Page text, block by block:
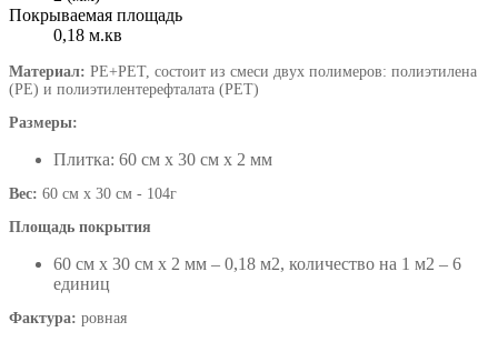
Покрываемая площадь
0,18 м.кв
Материал: PE+PET, состоит из смеси двух полимеров: полиэтилена
(PE) и полиэтилентерефталата (PET)
Размеры:
Плитка: 60 см х 30 см х 2 мм
Вес: 60 см х 30 см - 104г
Площадь покрытия
60 см х 30 см х 2 мм – 0,18 м2, количество на 1 м2 – 6
единиц
Фактура: ровная